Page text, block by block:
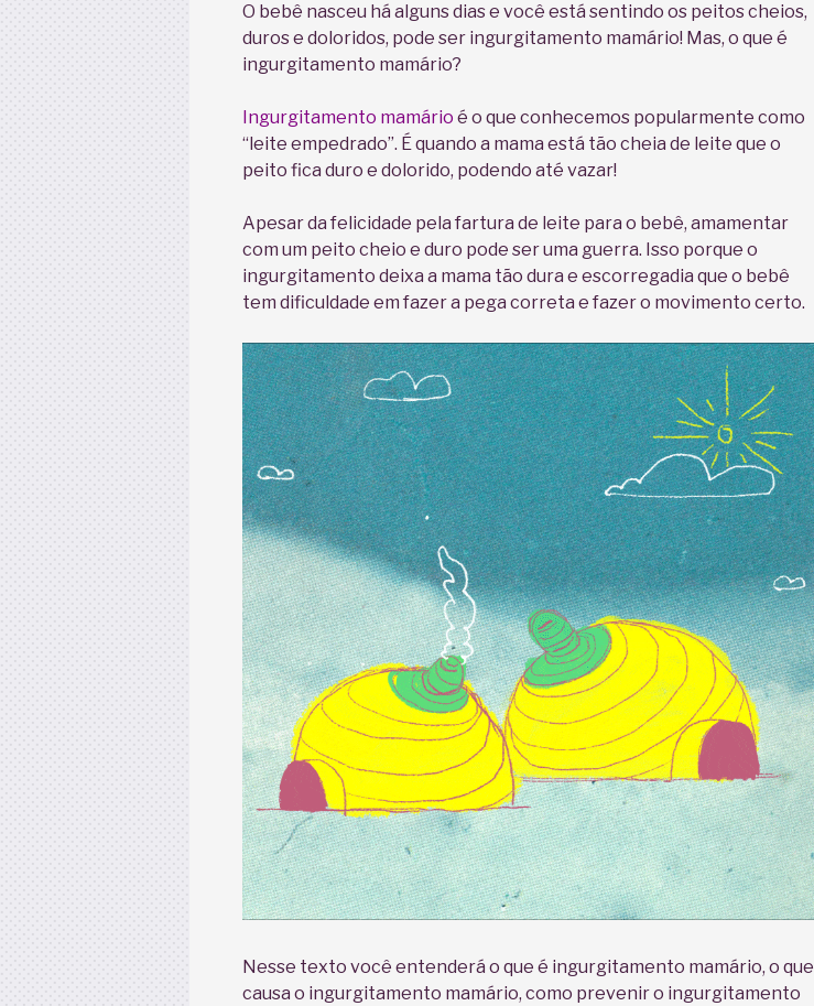
O bebê nasceu há alguns dias e você está sentindo os peitos cheios,
duros e doloridos, pode ser ingurgitamento mamário! Mas, o que é
ingurgitamento mamário?
Ingurgitamento mamário é o que conhecemos popularmente como
“leite empedrado”. É quando a mama está tão cheia de leite que o
peito fica duro e dolorido, podendo até vazar!
Apesar da felicidade pela fartura de leite para o bebê, amamentar
com um peito cheio e duro pode ser uma guerra. Isso porque o
ingurgitamento deixa a mama tão dura e escorregadia que o bebê
tem dificuldade em fazer a pega correta e fazer o movimento certo.
Nesse texto você entenderá o que é ingurgitamento mamário, o que
causa o ingurgitamento mamário, como prevenir o ingurgitamento